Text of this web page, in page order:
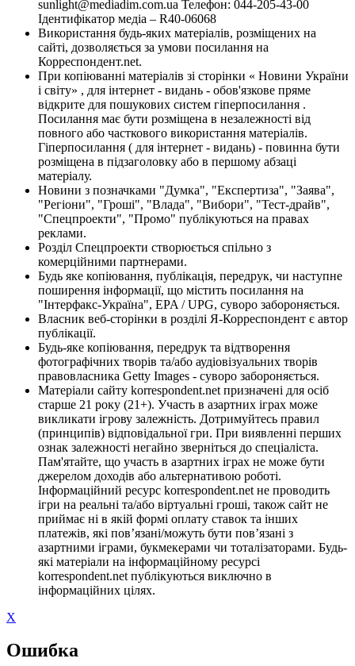
sunlight@mediadim.com.ua Телефон: 044-205-43-00
Ідентифікатор медіа – R40-06068
Використання будь-яких матеріалів, розміщених на
сайті, дозволяється за умови посилання на
Корреспондент.net.
При копіюванні матеріалів зі сторінки « Новини України
і світу» , для інтернет - видань - обов'язкове пряме
відкрите для пошукових систем гіперпосилання .
Посилання має бути розміщена в незалежності від
повного або часткового використання матеріалів.
Гіперпосилання ( для інтернет - видань) - повинна бути
розміщена в підзаголовку або в першому абзаці
матеріалу.
Новини з позначками "Думка", "Експертиза", "Заява",
"Регіони", "Гроші", "Влада", "Вибори", "Тест-драйв",
"Спецпроекти", "Промо" публікуються на правах
реклами.
Розділ Спецпроекти створюється спільно з
комерційними партнерами.
Будь яке копіювання, публікація, передрук, чи наступне
поширення інформації, що містить посилання на
"Інтерфакс-Україна", EPA / UPG, суворо забороняється.
Власник веб-сторінки в розділі Я-Корреспондент є автор
публікації.
Будь-яке копіювання, передрук та відтворення
фотографічних творів та/або аудіовізуальних творів
правовласника Getty Images - суворо забороняється.
Матеріали сайту korrespondent.net призначені для осіб
старше 21 року (21+). Участь в азартних іграх може
викликати ігрову залежність. Дотримуйтесь правил
(принципів) відповідальної гри. При виявленні перших
ознак залежності негайно зверніться до спеціаліста.
Пам'ятайте, що участь в азартних іграх не може бути
джерелом доходів або альтернативою роботі.
Інформаційний ресурс korrespondent.net не проводить
ігри на реальні та/або віртуальні гроші, також сайт не
приймає ні в якій формі оплату ставок та інших
платежів, які пов’язані/можуть бути пов’язані з
азартними іграми, букмекерами чи тоталізаторами. Будь-
які матеріали на інформаційному ресурсі
korrespondent.net публікуються виключно в
інформаційних цілях.
X
Ошибка